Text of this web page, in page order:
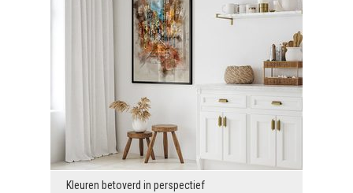
Kleuren betoverd in perspectief